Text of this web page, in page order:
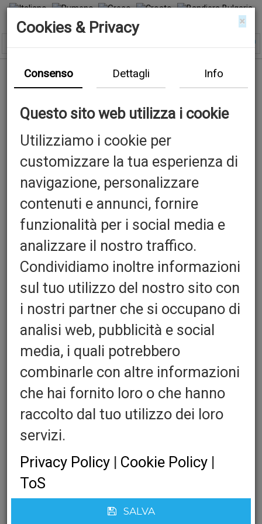
Previous
Profesionalni pištolj za
vruće ljepilo
Quantita':
Colla e Pistola:
×
Cookies & Privacy
Consenso Dettagli Info
Questo sito web utilizza i cookie
Utilizziamo i cookie per
customizzare la tua esperienza di
navigazione, personalizzare
contenuti e annunci, fornire
funzionalità per i social media e
analizzare il nostro traffico.
Condividiamo inoltre informazioni
sul tuo utilizzo del nostro sito con
i nostri partner che si occupano di
analisi web, pubblicità e social
media, i quali potrebbero
combinarle con altre informazioni
che hai fornito loro o che hanno
raccolto dal tuo utilizzo dei loro
servizi.
Privacy Policy | Cookie Policy |
ToS
SALVA